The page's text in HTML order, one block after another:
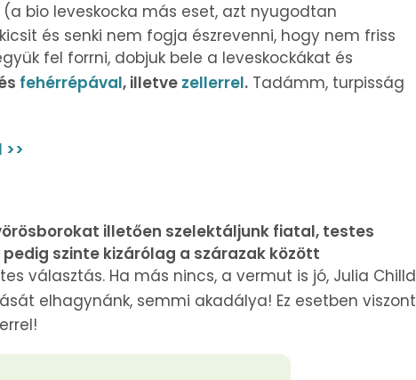
bio leveskocka más eset, azt nyugodtan
és senki nem fogja észrevenni, hogy nem friss
fel forrni, dobjuk bele a leveskockákat és
fehérrépával, illetve zellerrel. Tadámm, turpisság
illetően szelektáljunk fiatal, testes
szinte kizárólag a szárazak között
választás. Ha más nincs, a vermut is jó, Julia Chilld
elhagynánk, semmi akadálya! Ez esetben viszont